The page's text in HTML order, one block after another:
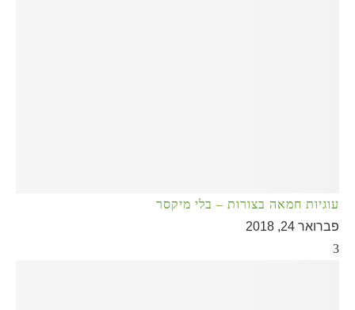
עוגיות חמאה בצורות – בלי מיקסר
פברואר 24, 2018
3